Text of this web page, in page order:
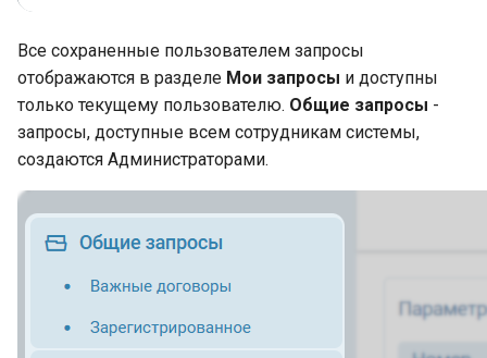
Все сохраненные пользователем запросы
отображаются в разделе Мои запросы и доступны
только текущему пользователю. Общие запросы -
запросы, доступные всем сотрудникам системы,
создаются Администраторами.